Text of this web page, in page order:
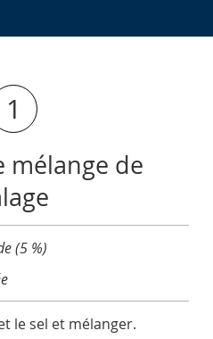
1
mélange de
(5 %)
le sel et mélanger.